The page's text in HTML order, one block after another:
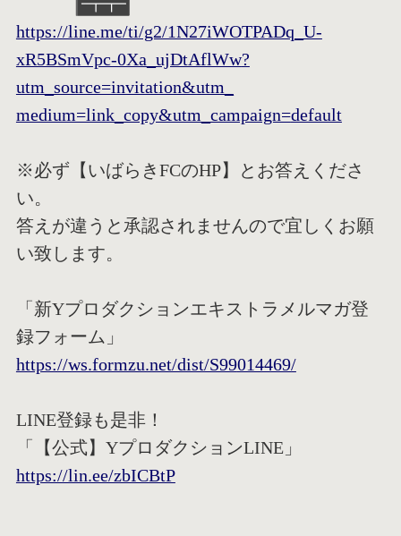
https://line.me/ti/g2/1N27iWOTPADq_U-
xR5BSmVpc-0Xa_ujDtAflWw?
utm_source=invitation&utm_
medium=link_copy&utm_campaign=default
※必ず【いばらきFCのHP】とお答えくださ
い。
答えが違うと承認されませんので宜しくお願
い致します。
「新Yプロダクションエキストラメルマガ登
録フォーム」
https://ws.formzu.net/dist/S99014469/
LINE登録も是非！
「【公式】YプロダクションLINE」
https://lin.ee/zbICBtP